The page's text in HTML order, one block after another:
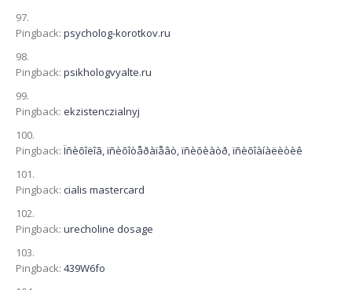
Pingback: psycholog-korotkov.ru
Pingback: psikhologvyalte.ru
Pingback: ekzistenczialnyj
Pingback: Ïñèõîëîã, ïñèõîòåðàïåâò, ïñèõèàòð, ïñèõîàíàëèòèê
Pingback: cialis mastercard
Pingback: urecholine dosage
Pingback: 439W6fo